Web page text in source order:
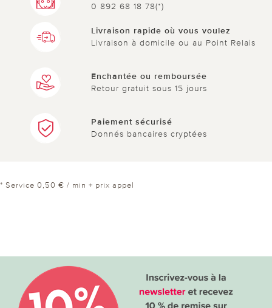
0 892 68 18 78(*)
Livraison rapide où vous voulez
Livraison à domicile ou au Point Relais
Enchantée ou remboursée
Retour gratuit sous 15 jours
Paiement sécurisé
Donnés bancaires cryptées
* Service 0,50 € / min + prix appel